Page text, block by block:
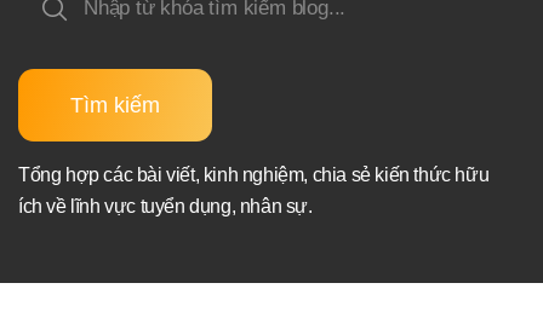
Tìm kiếm
Tổng hợp các bài viết, kinh nghiệm, chia sẻ kiến thức hữu
ích về lĩnh vực tuyển dụng, nhân sự.